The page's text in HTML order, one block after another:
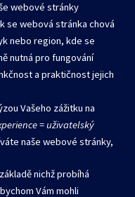
webové stránky
se webová stránka chová
nebo region, kde se
nutná pro fungování
a praktičnost jejich
Vašeho zážitku na
= uživatelský
naše webové stránky,
nichž probíhá
Vám mohli